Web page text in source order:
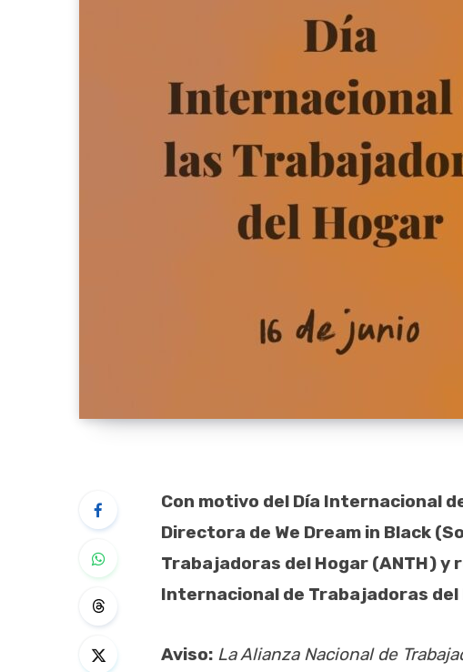
Con motivo del Día Internacional
Directora de We Dream in Black
Trabajadoras del Hogar (ANTH)
Internacional de Trabajadoras del
Aviso: La Alianza Nacional de